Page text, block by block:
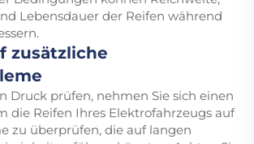
Lebensdauer der Reifen während
zusätzliche
Druck prüfen, nehmen Sie sich einen
die Reifen Ihres Elektrofahrzeugs auf
zu überprüfen, die auf langen